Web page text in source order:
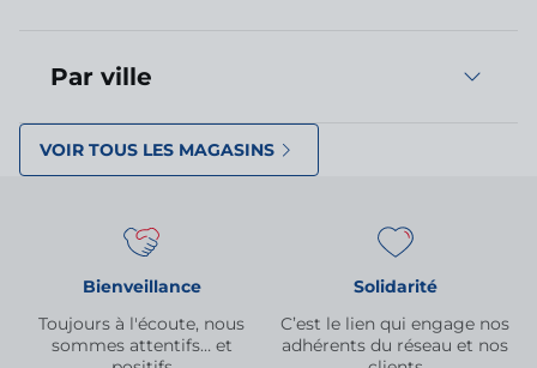
Par ville
VOIR TOUS LES MAGASINS
Bienveillance
Toujours à l'écoute, nous
sommes attentifs… et
Solidarité
C’est le lien qui engage nos
adhérents du réseau et nos